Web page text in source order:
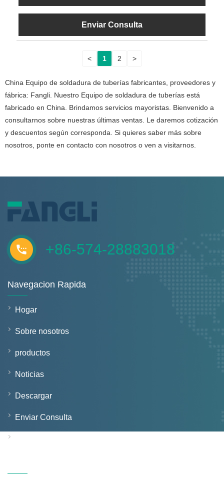
Enviar Consulta
< 1 2 >
China Equipo de soldadura de tuberías fabricantes, proveedores y
fábrica: Fangli. Nuestro Equipo de soldadura de tuberías está
fabricado en China. Brindamos servicios mayoristas. Bienvenido a
consultarnos sobre nuestras últimas ventas. Le daremos cotización
y descuentos según corresponda. Si quieres saber más sobre
nosotros, ponte en contacto con nosotros o ven a visitarnos.
+86-574-28883018
Navegacion Rapida
Hogar
Sobre nosotros
productos
Noticias
Descargar
Enviar Consulta